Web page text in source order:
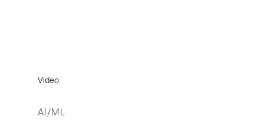
Video
AI/ML